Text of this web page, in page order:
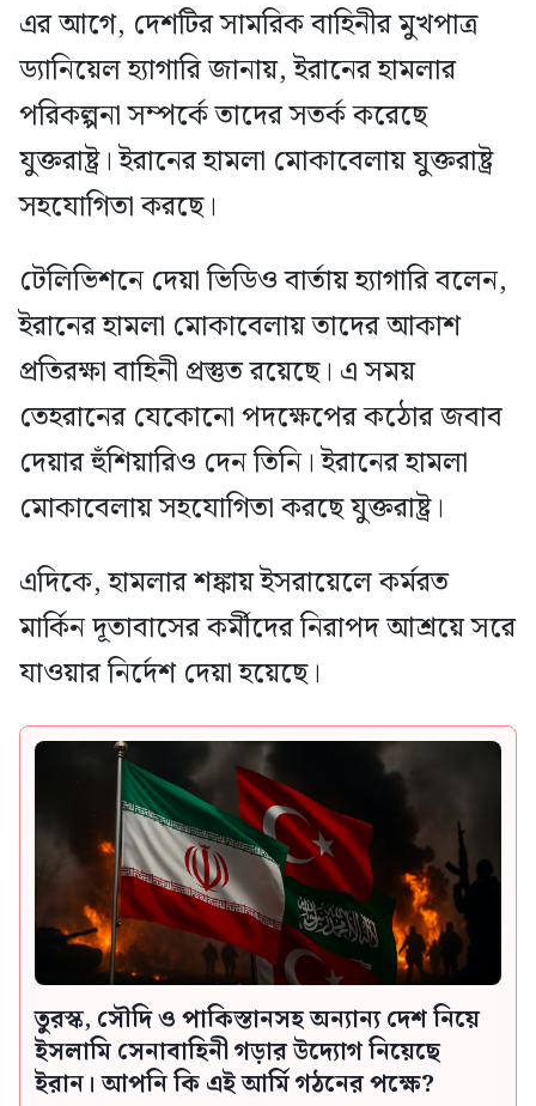
এর আগে, দেশটির সামরিক বাহিনীর মুখপাত্র
ড্যানিয়েল হ্যাগারি জানায়, ইরানের হামলার
পরিকল্পনা সম্পর্কে তাদের সতর্ক করেছে
যুক্তরাষ্ট্র। ইরানের হামলা মোকাবেলায় যুক্তরাষ্ট্র
সহযোগিতা করছে।
টেলিভিশনে দেয়া ভিডিও বার্তায় হ্যাগারি বলেন,
ইরানের হামলা মোকাবেলায় তাদের আকাশ
প্রতিরক্ষা বাহিনী প্রস্তুত রয়েছে। এ সময়
তেহরানের যেকোনো পদক্ষেপের কঠোর জবাব
দেয়ার হুঁশিয়ারিও দেন তিনি। ইরানের হামলা
মোকাবেলায় সহযোগিতা করছে যুক্তরাষ্ট্র।
এদিকে, হামলার শঙ্কায় ইসরায়েলে কর্মরত
মার্কিন দূতাবাসের কর্মীদের নিরাপদ আশ্রয়ে সরে
যাওয়ার নির্দেশ দেয়া হয়েছে।
তুরস্ক, সৌদি ও পাকিস্তানসহ অন্যান্য দেশ নিয়ে
ইসলামি সেনাবাহিনী গড়ার উদ্যোগ নিয়েছে
ইরান। আপনি কি এই আর্মি গঠনের পক্ষে?